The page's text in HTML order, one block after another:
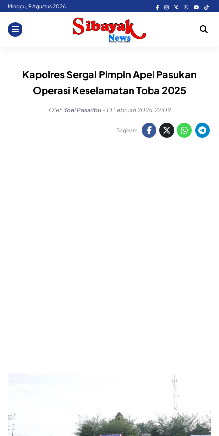
Skip
content
Minggu, 9 Agustus 2026
Kapolres Sergai Pimpin Apel Pasukan
Operasi Keselamatan Toba 2025
Oleh Yoel Pasaribu - 10 Februari 2025, 22:09
Bagikan: